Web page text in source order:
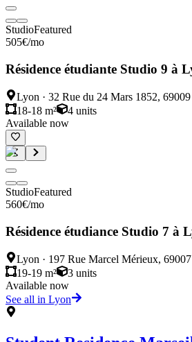
StudioFeatured
505€/mo
Résidence étudiante Studio 9 à
Lyon · 32 Rue du 24 Mars 1852,
18-18 m²
4 units
Available now
StudioFeatured
560€/mo
Résidence étudiance Studio 7 à
Lyon · 197 Rue Marcel Mérieux,
19-19 m²
3 units
Available now
See all in Lyon